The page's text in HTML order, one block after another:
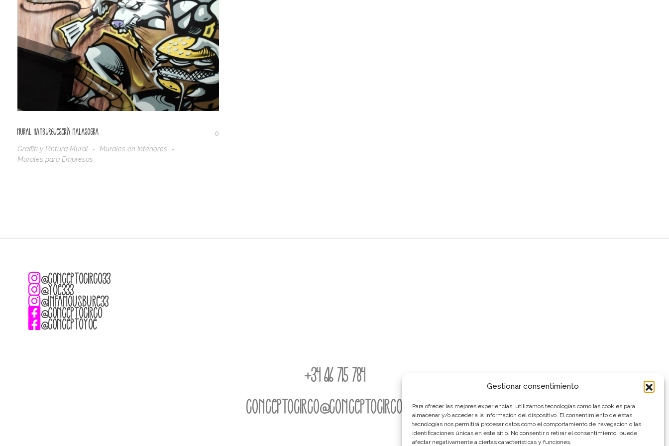
Gestionar consentimiento
Para ofrecer las mejores experiencias, utilizamos tecnologías como las cookies para
almacenar y/o acceder a la información del dispositivo. El consentimiento de estas
tecnologías nos permitirá procesar datos como el comportamiento de navegación o las
identificaciones únicas en este sitio. No consentir o retirar el consentimiento, puede
afectar negativamente a ciertas características y funciones.
Mural Hamburguesería Malasogra
0
Graffiti y Pintura Mural
Murales en Interiores
Murales para Empresas
@conceptocirco33
@yoe333
@infamousbure33
@conceptocirco
@conceptoyoe
+34 616 715 784
conceptocirco@conceptocirco.com